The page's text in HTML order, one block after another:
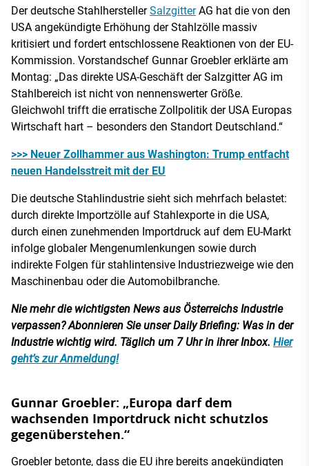
Der deutsche StahlherstellerSalzgitterAG hat die von den
USA angekündigte Erhöhung der Stahlzölle massiv
kritisiert und fordert entschlossene Reaktionen von der EU-
Kommission. Vorstandschef Gunnar Groebler erklärte am
Montag: „Das direkte USA-Geschäft der Salzgitter AG im
Stahlbereich ist nicht von nennenswerter Größe.
Gleichwohl trifft die erratische Zollpolitik der USA Europas
Wirtschaft hart – besonders den Standort Deutschland.“
>>> Neuer Zollhammer aus Washington: Trump entfacht
neuen Handelsstreit mit der EU
Die deutsche Stahlindustrie sieht sich mehrfach belastet:
durch direkte Importzölle auf Stahlexporte in die USA,
durch einen zunehmenden Importdruck auf dem EU-Markt
infolge globaler Mengenumlenkungen sowie durch
indirekte Folgen für stahlintensive Industriezweige wie den
Maschinenbau oder die Automobilbranche.
Nie mehr die wichtigsten News aus Österreichs Industrie
verpassen? Abonnieren Sie unser Daily Briefing: Was in der
Industrie wichtig wird. Täglich um 7 Uhr in ihrer Inbox. Hier
geht’s zur Anmeldung!
Gunnar Groebler: „Europa darf dem
wachsenden Importdruck nicht schutzlos
gegenüberstehen.“
Groebler betonte, dass die EU ihre bereits angekündigten